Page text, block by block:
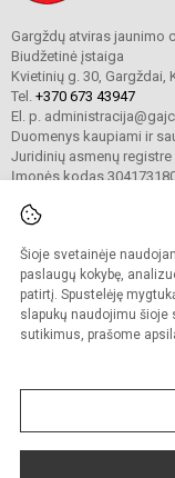
Šioje svetainėje
paslaugų kokybę,
patirtį. Spustelėję
slapukų naudojimu šioje
sutikimus, prašome
Gargždų atviras jaunimo
Biudžetinė įstaiga
Kvietinių g. 30, Gargždai,
Tel. +370 673 43947
El. p.
Duomenys kaupiami ir
Juridinių asmenų registre
Įmonės kodas
© 2024. Gargždų
Kopijuoti turinį be raštiško
Sumanus būdas